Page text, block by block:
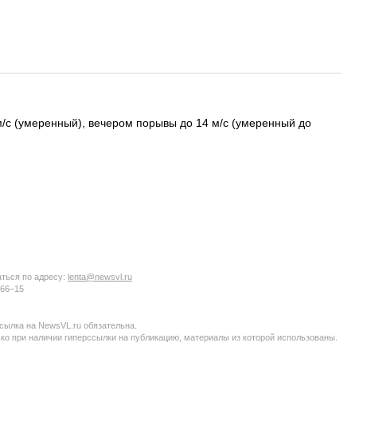
с (умеренный), вечером порывы до 14 м/с (умеренный до
по адресу: lenta@newsvl.ru
на NewsVL.ru обязательна.
при наличии гиперссылки на публикацию, материалы из которой использованы.